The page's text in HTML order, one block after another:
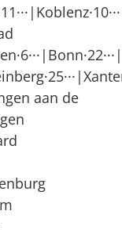
aan de